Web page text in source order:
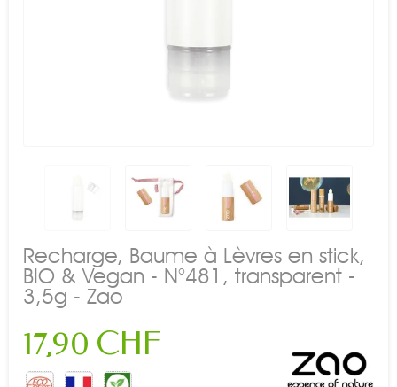
Recharge, Baume à Lèvres en stick,
BIO & Vegan - N°481, transparent -
3,5g - Zao
17,90 CHF